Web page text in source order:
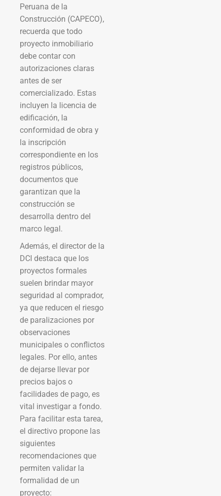
Peruana de la
Construcción (CAPECO),
recuerda que todo
proyecto inmobiliario
debe contar con
autorizaciones claras
antes de ser
comercializado. Estas
incluyen la licencia de
edificación, la
conformidad de obra y
la inscripción
correspondiente en los
registros públicos,
documentos que
garantizan que la
construcción se
desarrolla dentro del
marco legal.
Además, el director de la
DCI destaca que los
proyectos formales
suelen brindar mayor
seguridad al comprador,
ya que reducen el riesgo
de paralizaciones por
observaciones
municipales o conflictos
legales. Por ello, antes
de dejarse llevar por
precios bajos o
facilidades de pago, es
vital investigar a fondo.
Para facilitar esta tarea,
el directivo propone las
siguientes
recomendaciones que
permiten validar la
formalidad de un
proyecto: